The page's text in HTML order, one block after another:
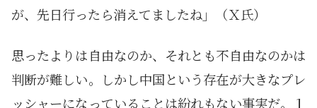
が、先日行ったら消えてましたね」（Ｘ氏）
思ったよりは自由なのか、それとも不自由なのかは
判断が難しい。しかし中国という存在が大きなプレ
ッシャーになっていることは紛れもない事実だ。１